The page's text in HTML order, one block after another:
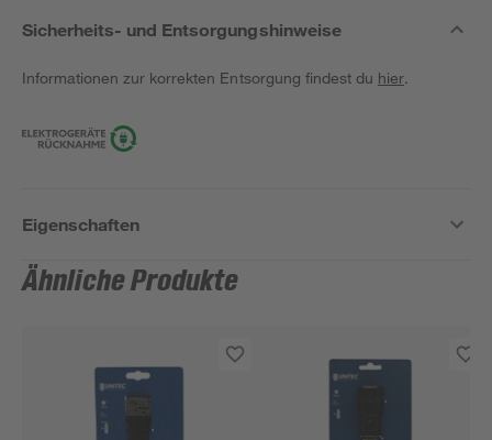
Sicherheits- und Entsorgungshinweise
Informationen zur korrekten Entsorgung findest du hier.
Eigenschaften
Ähnliche Produkte